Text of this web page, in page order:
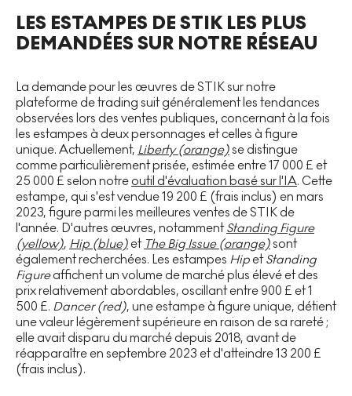
LES ESTAMPES DE STIK LES PLUS
DEMANDÉES SUR NOTRE RÉSEAU
La demande pour les œuvres de STIK sur notre
plateforme de trading suit généralement les tendances
observées lors des ventes publiques, concernant à la fois
les estampes à deux personnages et celles à figure
unique. Actuellement, Liberty (orange) se distingue
comme particulièrement prisée, estimée entre 17 000 £ et
25 000 £ selon notre outil d'évaluation basé sur l'IA. Cette
estampe, qui s'est vendue 19 200 £ (frais inclus) en mars
2023, figure parmi les meilleures ventes de STIK de
l'année. D'autres œuvres, notammentStanding Figure
(yellow), Hip (blue) et The Big Issue (orange) sont
également recherchées. Les estampes Hip etStanding
Figureaffichent un volume de marché plus élevé et des
prix relativement abordables, oscillant entre 900 £ et 1
500 £. Dancer (red), une estampe à figure unique, détient
une valeur légèrement supérieure en raison de sa rareté ;
elle avait disparu du marché depuis 2018, avant de
réapparaître en septembre 2023 et d'atteindre 13 200 £
(frais inclus).